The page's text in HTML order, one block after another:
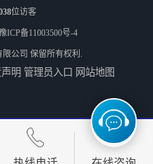
气胎鼓式小型4CB200离合器刹车
位访客
ICP备11003500号-4
公司 保留所有权利.
明 管理员入口 网站地图